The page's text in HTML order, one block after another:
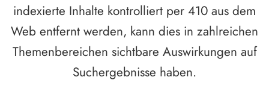
indexierte Inhalte kontrolliert per 410 aus dem
Web entfernt werden, kann dies in zahlreichen
Themenbereichen sichtbare Auswirkungen auf
Suchergebnisse haben.